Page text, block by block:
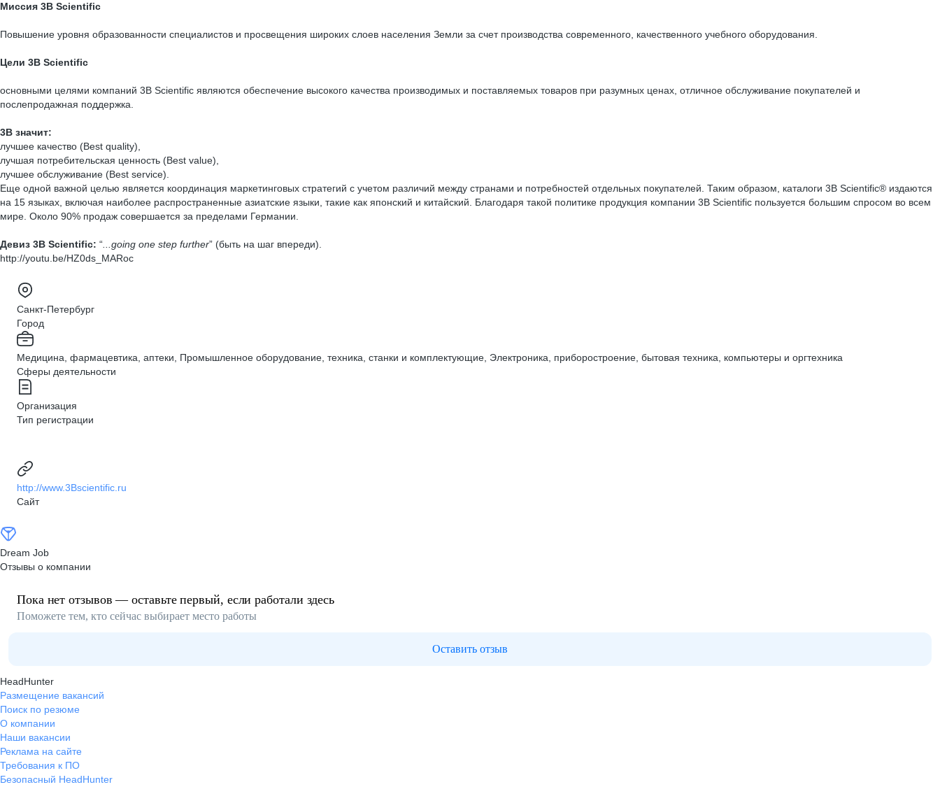
Миссия 3B Scientific
Повышение уровня образованности специалистов и просвещения широких слоев населения Земли за счет производства современного, качественного учебного оборудования.
Цели 3B Scientific
основными целями компаний 3B Scientific являются обеспечение высокого качества производимых и поставляемых товаров при разумных ценах, отличное обслуживание покупателей и
послепродажная поддержка.
3B значит:
лучшее качество (Best quality),
лучшая потребительская ценность (Best value),
лучшее обслуживание (Best service).
Еще одной важной целью является координация маркетинговых стратегий с учетом различий между странами и потребностей отдельных покупателей. Таким образом, каталоги 3B Scientific® издаются
на 15 языках, включая наиболее распространенные азиатские языки, такие как японский и китайский. Благодаря такой политике продукция компании 3B Scientific пользуется большим спросом во всем
мире. Около 90% продаж совершается за пределами Германии.
Девиз 3B Scientific: “ going one step further” (быть на шаг впереди).
http://youtu.be/HZ0ds_MARoc
Санкт-Петербург
Город
Медицина, фармацевтика, аптеки, Промышленное оборудование, техника, станки и комплектующие, Электроника, приборостроение, бытовая техника, компьютеры и оргтехника
Сферы деятельности
Организация
Тип регистрации
http://www.3Bscientific.ru
Сайт
Dream Job
Отзывы о компании
Пока нет отзывов — оставьте первый, если работали здесь
Поможете тем, кто сейчас выбирает место работы
Оставить отзыв
HeadHunter
Размещение вакансий
Поиск по резюме
О компании
Наши вакансии
Реклама на сайте
Требования к ПО
Безопасный HeadHunter